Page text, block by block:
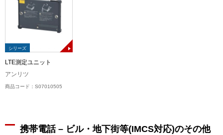
シリーズ
LTE測定ユニット
アンリツ
商品コード：S07010505
携帯電話 – ビル・地下街等(IMCS対応)のその他